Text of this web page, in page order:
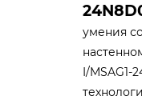
умения
I/MSAG1-